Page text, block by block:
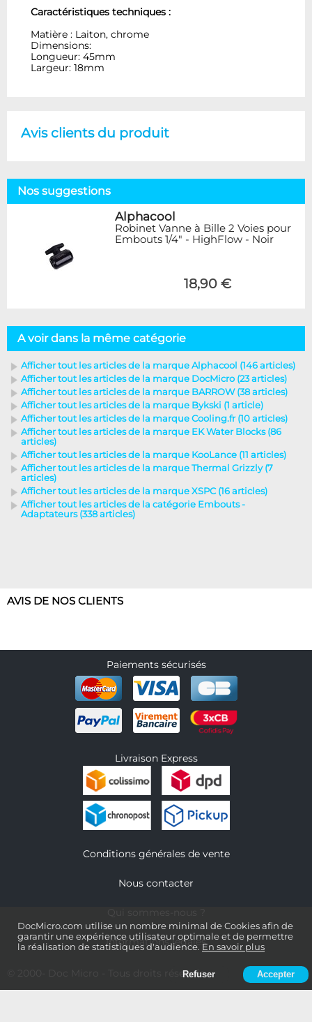
DocMicro.com utilise un nombre minimal de Cookies afin de
garantir une expérience utilisateur optimale et de permettre
la réalisation de statistiques d'audience. En savoir plus
Refuser Accepter
Caractéristiques techniques :
Matière : Laiton, chrome
Dimensions:
Longueur: 45mm
Largeur: 18mm
Avis clients du produit
Nos suggestions
Alphacool
Robinet Vanne à Bille 2 Voies pour
Embouts 1/4" - HighFlow - Noir
18,90 €
A voir dans la même catégorie
Afficher tout les articles de la marque Alphacool (146 articles)
Afficher tout les articles de la marque DocMicro (23 articles)
Afficher tout les articles de la marque BARROW (38 articles)
Afficher tout les articles de la marque Bykski (1 article)
Afficher tout les articles de la marque Cooling.fr (10 articles)
Afficher tout les articles de la marque EK Water Blocks (86
articles)
Afficher tout les articles de la marque KooLance (11 articles)
Afficher tout les articles de la marque Thermal Grizzly (7
articles)
Afficher tout les articles de la marque XSPC (16 articles)
Afficher tout les articles de la catégorie Embouts -
Adaptateurs (338 articles)
AVIS DE NOS CLIENTS
Paiements sécurisés
Livraison Express
Conditions générales de vente
Nous contacter
Informations légales
- Tous droits réservés